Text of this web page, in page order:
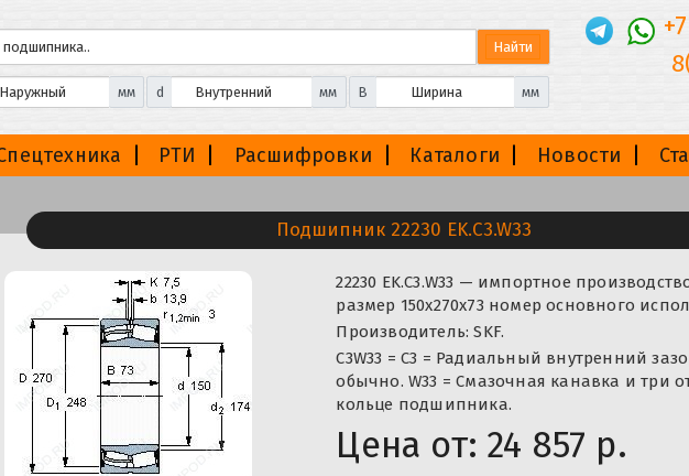
мм d мм B мм
РТИ Расшифровки Каталоги Новости
Подшипник 22230 EK.C3.W33
22230 EK.C3.W33 — импортное
размер 150x270x73 номер основного
Производитель: SKF.
C3W33 = C3 = Радиальный внутренний
обычно. W33 = Смазочная канавка и три
кольце подшипника.
Цена от: 24 857 р.